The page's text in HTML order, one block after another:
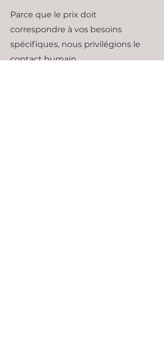
Parce que le prix doit
correspondre à vos besoins
spécifiques, nous privilégions le
contact humain.